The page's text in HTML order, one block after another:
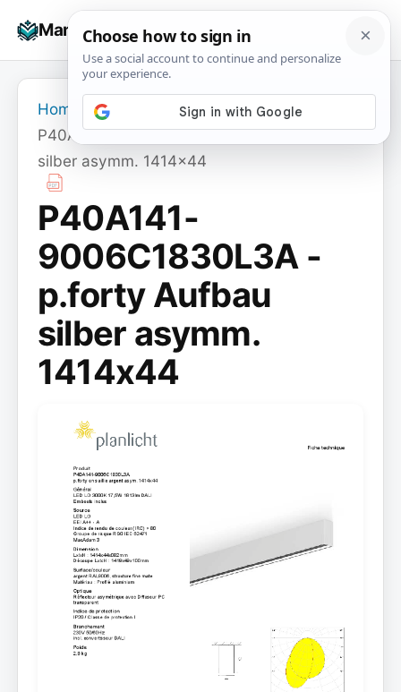
Manuals+
☰
Home
P40A141-9006C1830L3A - p.forty Aufbau
silber asymm. 1414x44
P40A141-
9006C1830L3A -
p.forty Aufbau
silber asymm.
1414x44